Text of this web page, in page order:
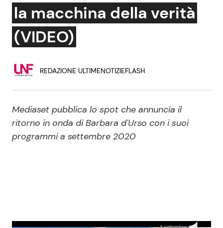
Dal Mondo
Economia
Persone Scomparse
Coppie VIP
Soap Opera
la macchina della verità
(VIDEO)
REDAZIONE ULTIMENOTIZIEFLASH
Mediaset pubblica lo spot che annuncia il
ritorno in onda di Barbara d'Urso con i suoi
programmi a settembre 2020